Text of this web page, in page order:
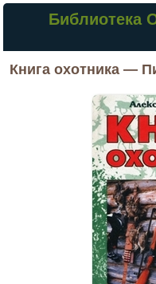
Библиотека
Книга охотника —